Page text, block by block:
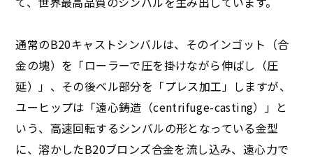
通常のB20キャストシンバルは、そのインゴット（合
金の塊）を「ローラーで圧を掛けながら伸ばし（圧
延）」、その後ベル部分を「プレス加工」しますが、
ユーヒップは「遠心鋳造（centrifuge-casting）」と
いう、高速回転するシンバルの形となっている金型
に、溶かしたB20ブロンズ合金を流し込み、遠心力で